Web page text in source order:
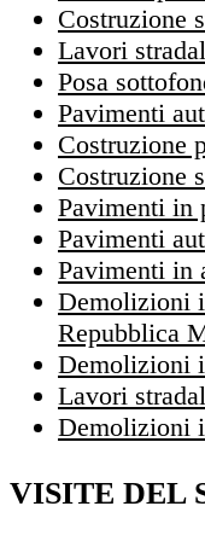
Costruzione
Lavori
Posa
Pavimenti
Costruzione
Costruzione
Pavimenti in
Pavimenti
Pavimenti in
Demolizioni
Repubblica
Demolizioni
Lavori
Demolizioni
VISITE DEL